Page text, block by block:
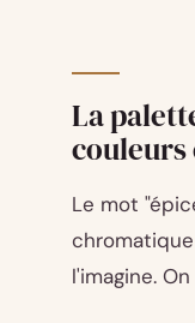
La
Le mot
l'imagine.